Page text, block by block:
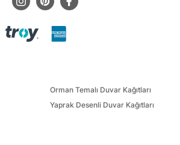
Orman Temalı Duvar Kağıtları
Yaprak Desenli Duvar Kağıtları